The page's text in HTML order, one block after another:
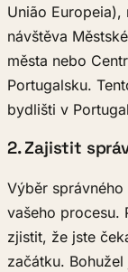
União
návštěva
města nebo
Portugalsku.
bydlišti v
2. Zajistit
Výběr
vašeho procesu.
zjistit, že jste
začátku.